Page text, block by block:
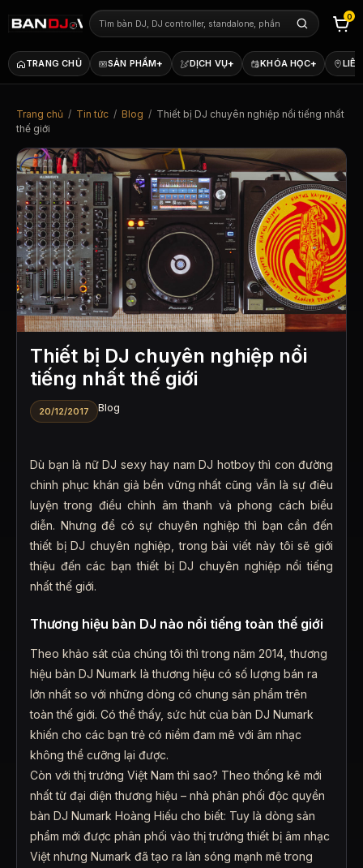
TRANG CHỦ SẢN PHẨM+ DỊCH VỤ+ KHÓA HỌC+
0
Trang chủ / Tin tức / Blog / Thiết bị DJ chuyên nghiệp nổi tiếng nhất
thế giới
Thiết bị DJ chuyên nghiệp nổi
tiếng nhất thế giới
20/12/2017 Blog
Dù bạn là nữ DJ sexy hay nam DJ hotboy thì con đường
chinh phục khán giả bền vững nhất cũng vẫn là sự điêu
luyện trong điều chỉnh âm thanh và phong cách biểu
diễn. Nhưng để có sự chuyên nghiệp thì bạn cần đến
thiết bị DJ chuyên nghiệp, trong bài viết này tôi sẽ giới
thiệu đến các bạn thiết bị DJ chuyên nghiệp nổi tiếng
nhất thế giới.
Thương hiệu bàn DJ nào nổi tiếng toàn thế giới
Theo khảo sát của chúng tôi thì trong năm 2014, thương
hiệu bàn DJ Numark là thương hiệu có số lượng bán ra
lớn nhất so với những dòng có chung sản phẩm trên
toàn thế giới. Có thể thấy, sức hút của bàn DJ Numark
khiến cho các bạn trẻ có niềm đam mê với âm nhạc
không thể cưỡng lại được.
Còn với thị trường Việt Nam thì sao? Theo thống kê mới
nhất từ đại diện thương hiệu – nhà phân phối độc quyền
bàn DJ Numark Hoàng Hiếu cho biết: Tuy là dòng sản
phẩm mới được phân phối vào thị trường thiết bị âm nhạc
Việt nhưng Numark đã tạo ra làn sóng mạnh mẽ trong